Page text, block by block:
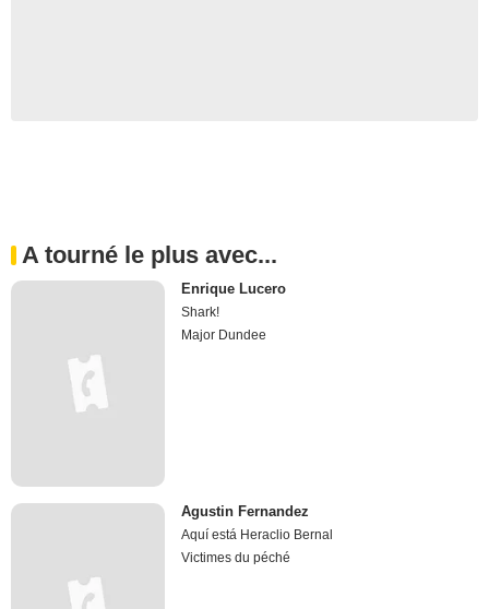
A tourné le plus avec...
Enrique Lucero
Shark!
Major Dundee
Agustin Fernandez
Aquí está Heraclio Bernal
Victimes du péché